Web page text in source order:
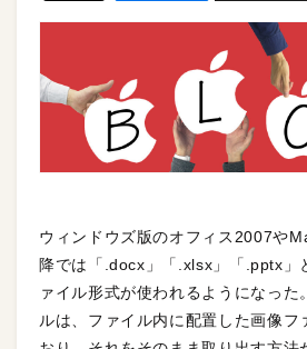
ウィンドウズ版のオフィス2007や
降では「.docx」「.xlsx」「.pptx」
ァイル形式が使われるようになった
ルは、ファイル内に配置した画像フ